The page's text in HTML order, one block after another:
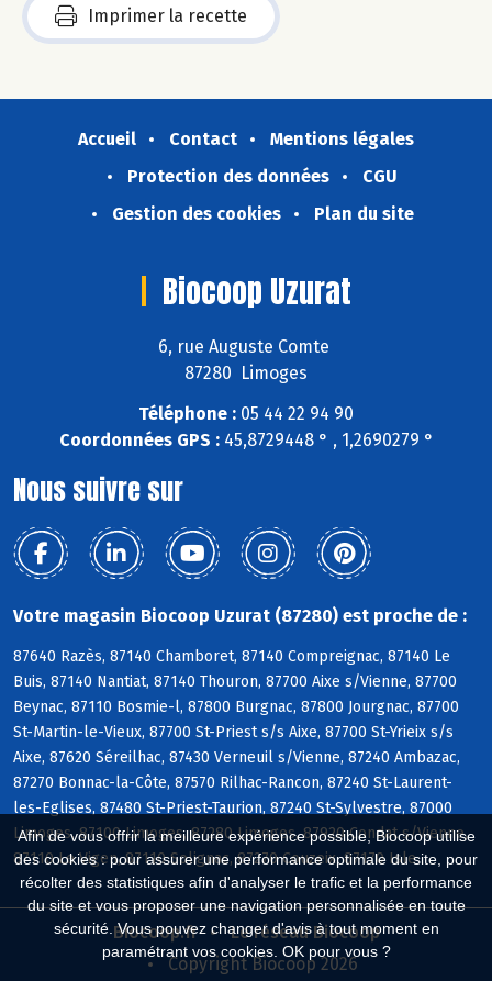
Afin de vous offrir la meilleure expérience possible, Biocoop utilise
des cookies : pour assurer une performance optimale du site, pour
récolter des statistiques afin d'analyser le trafic et la performance
du site et vous proposer une navigation personnalisée en toute
sécurité. Vous pouvez changer d'avis à tout moment en
paramétrant vos cookies. OK pour vous ?
Imprimer la recette
Accueil Contact
Mentions légales
Protection des données
CGU
Gestion des cookies
Plan du site
Biocoop Uzurat
6, rue Auguste Comte
87280 Limoges
Téléphone : 05 44 22 94 90
Coordonnées GPS :45,8729448 ° , 1,2690279 °
Nous suivre sur
Votre magasin Biocoop Uzurat (87280) est proche de :
87640 Razès, 87140 Chamboret, 87140 Compreignac, 87140 Le
Buis, 87140 Nantiat, 87140 Thouron, 87700 Aixe s/Vienne, 87700
Beynac, 87110 Bosmie-l, 87800 Burgnac, 87800 Jourgnac, 87700
St-Martin-le-Vieux, 87700 St-Priest s/s Aixe, 87700 St-Yrieix s/s
Aixe, 87620 Séreilhac, 87430 Verneuil s/Vienne, 87240 Ambazac,
87270 Bonnac-la-Côte, 87570 Rilhac-Rancon, 87240 St-Laurent-
les-Eglises, 87480 St-Priest-Taurion, 87240 St-Sylvestre, 87000
Limoges, 87100 Limoges, 87280 Limoges, 87920 Condat s/Vienne,
87110 Le Vigen, 87110 Solignac, 87270 Couzeix, 87170 Isle
Biocoop.fr
Le réseau Biocoop
Copyright Biocoop 2026